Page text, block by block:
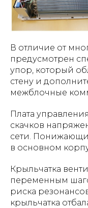
В отличие от
предусмотрен
упор, который
стену и
межблочные
Плата
скачков
сети.
в основном
Крыльчатка
переменным
риска
крыльчатка